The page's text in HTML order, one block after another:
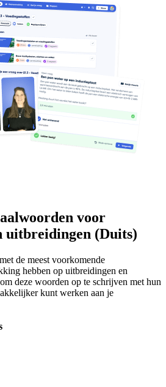
voor
uitbreidingen (Duits)
de meest voorkomende
hebben op uitbreidingen en
deze woorden op te schrijven met hun
kunt werken aan je